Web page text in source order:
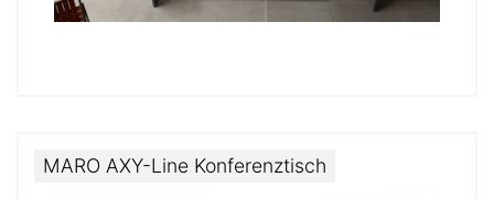
MARO AXY-Line Konferenztisch